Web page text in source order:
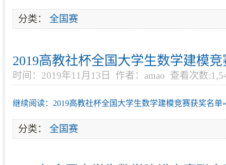
分类： 全国赛
2019高教社杯全国大学生数学建模
时间：2019年11月13日 作者：amao 查看次数
继续阅读：2019高教社杯全国大学生数学建模竞赛获奖名单»
分类： 全国赛